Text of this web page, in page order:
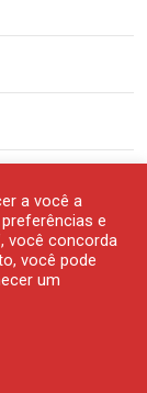
a você a
e
você concorda
você pode
um